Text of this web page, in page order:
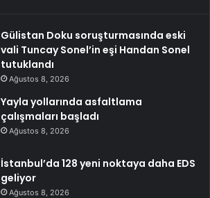
Gülistan Doku soruşturmasında eski
vali Tuncay Sonel’in eşi Handan Sonel
tutuklandı
Ağustos 8, 2026
Yayla yollarında asfaltlama
çalışmaları başladı
Ağustos 8, 2026
İstanbul’da 128 yeni noktaya daha EDS
geliyor
Ağustos 8, 2026